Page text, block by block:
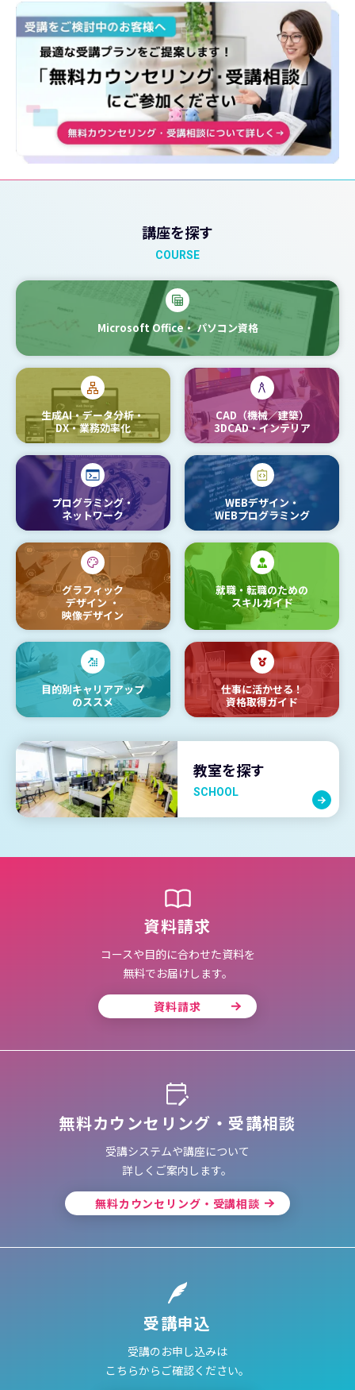
講座を探す
COURSE
Microsoft Office・パソコン資格
生成AI・データ分析・
DX・業務効率化
CAD（機械／建築）
3DCAD・インテリア
プログラミング・
ネットワーク
WEBデザイン・
WEBプログラミング
グラフィック
デザイン・
映像デザイン
就職・転職のための
スキルガイド
目的別キャリアアップ
のススメ
仕事に活かせる！
資格取得ガイド
教室を探す
SCHOOL
資料請求
コースや目的に合わせた資料を
無料でお届けします。
資料請求
無料カウンセリング・受講相談
受講システムや講座について
詳しくご案内します。
無料カウンセリング・受講相談
受講申込
受講のお申し込みは
こちらからご確認ください。